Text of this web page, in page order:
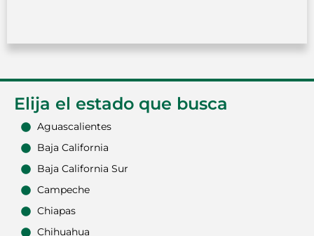
Elija el estado que busca
Aguascalientes
Baja California
Baja California Sur
Campeche
Chiapas
Chihuahua